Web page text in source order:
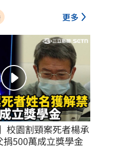
更多
校園割頸案死者楊承
捐500萬成立獎學金